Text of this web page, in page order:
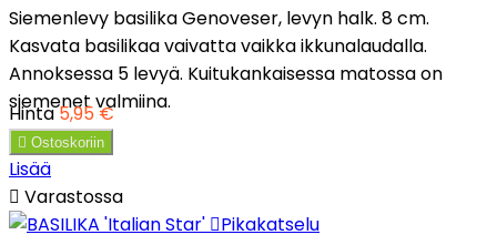
Siemenlevy basilika Genoveser, levyn halk. 8 cm.
Kasvata basilikaa vaivatta vaikka ikkunalaudalla.
Annoksessa 5 levyä. Kuitukankaisessa matossa on
siemenet valmiina.
Hinta5,95 €
 Ostoskoriin
Lisää
 Varastossa
Pikakatselu